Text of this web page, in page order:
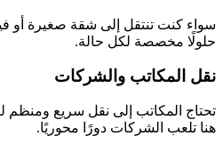
سواء كنت تنتقل إلى شقة صغيرة أو
حلولًا مخصصة لكل حالة.
نقل المكاتب والشركات
تحتاج المكاتب إلى نقل سريع ومنظم
هنا تلعب الشركات دورًا محوريًا.